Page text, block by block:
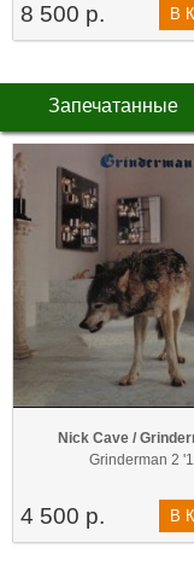
8 500 р. В
Запечатанные
Nick Cave /
Grinderman 2
4 500 р. В